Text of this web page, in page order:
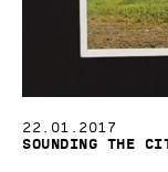
22.01.2017
Sounding the